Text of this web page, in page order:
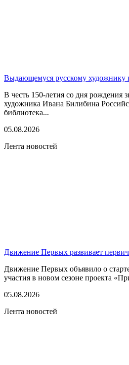
Выдающемуся русскому художнику
В честь 150-летия со дня рождения
художника Ивана Билибина
библиотека...
05.08.2026
Лента новостей
Движение Первых развивает
Движение Первых объявило о
участия в новом сезоне проекта
05.08.2026
Лента новостей